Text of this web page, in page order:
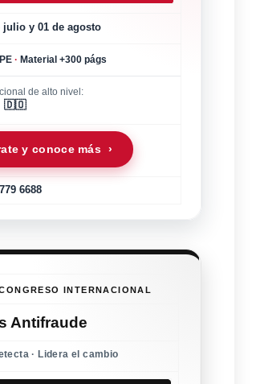
julio y 01 de agosto
· Material +300 págs
de alto nivel:
🇩🇴
y conoce más ›
6688
INTERNACIONAL
Antifraude
· Lidera el cambio